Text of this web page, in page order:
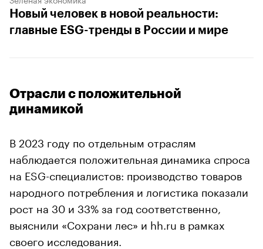
Новый человек в новой реальности:
главные ESG-тренды в России и мире
Отрасли с положительной
динамикой
В 2023 году по отдельным отраслям
наблюдается положительная динамика спроса
на ESG-специалистов: производство товаров
народного потребления и логистика показали
рост на 30 и 33% за год соответственно,
выяснили «Сохрани лес» и hh.ru в рамках
своего исследования.